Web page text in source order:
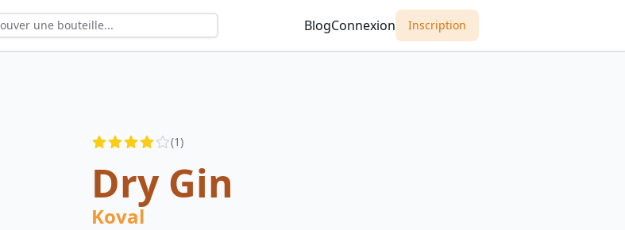
BlogConnexion Inscription
Reviews (1)
Dry Gin
Koval